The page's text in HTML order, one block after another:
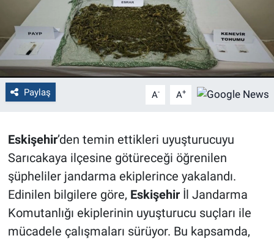
Paylaş A- A+
Eskişehir’den temin ettikleri uyuşturucuyu
Sarıcakaya ilçesine götüreceği öğrenilen
şüpheliler jandarma ekiplerince yakalandı.
Edinilen bilgilere göre, Eskişehirİl Jandarma
Komutanlığı ekiplerinin uyuşturucu suçları ile
mücadele çalışmaları sürüyor. Bu kapsamda,
Kütahya
Gezi
Genel
Çevre
Magazin
Bilim ve Teknoloji